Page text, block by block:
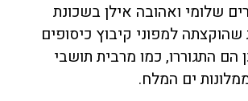
שלומי ואהובה אילן בשכונת
שהוקצתה למפוני קיבוץ כיסופים
הם התגוררו, כמו מרבית תושבי
ים המלח.